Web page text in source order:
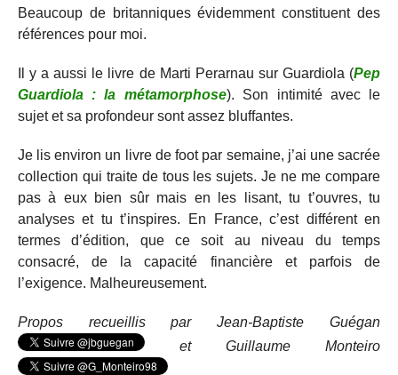
Beaucoup de britanniques évidemment constituent des
références pour moi.
Il y a aussi le livre de Marti Perarnau sur Guardiola (Pep
Guardiola : la métamorphose). Son intimité avec le
sujet et sa profondeur sont assez bluffantes.
Je lis environ un livre de foot par semaine, j’ai une sacrée
collection qui traite de tous les sujets. Je ne me compare
pas à eux bien sûr mais en les lisant, tu t’ouvres, tu
analyses et tu t’inspires. En France, c’est différent en
termes d’édition, que ce soit au niveau du temps
consacré, de la capacité financière et parfois de
l’exigence. Malheureusement.
Propos recueillis par Jean-Baptiste Guégan
et Guillaume Monteiro